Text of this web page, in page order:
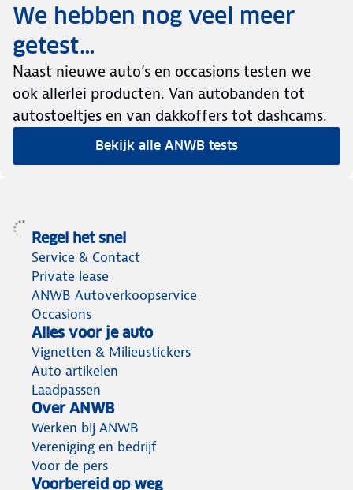
We hebben nog veel meer
getest…
Naast nieuwe auto’s en occasions testen we
ook allerlei producten. Van autobanden tot
autostoeltjes en van dakkoffers tot dashcams.
Bekijk alle ANWB tests
Regel het snel
Service & Contact
Private lease
ANWB Autoverkoopservice
Occasions
Alles voor je auto
Vignetten & Milieustickers
Auto artikelen
Laadpassen
Over ANWB
Werken bij ANWB
Vereniging en bedrijf
Voor de pers
Voorbereid op weg